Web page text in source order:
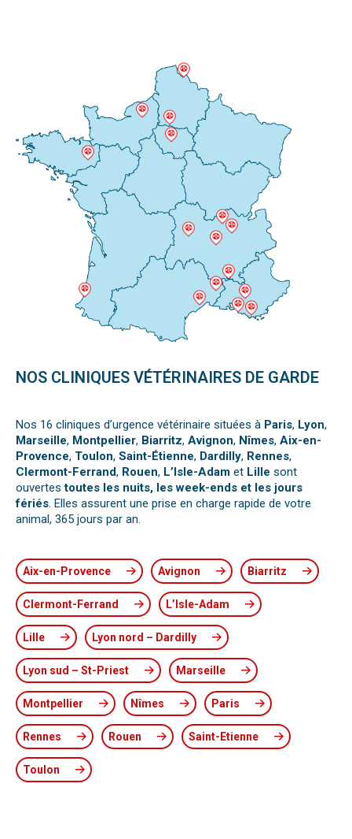
NOS CLINIQUES VÉTÉRINAIRES DE GARDE
Nos 16 cliniques d’urgence vétérinaire situées à Paris, Lyon,
Marseille, Montpellier, Biarritz, Avignon, Nîmes, Aix-en-
Provence, Toulon, Saint-Étienne, Dardilly, Rennes,
Clermont-Ferrand, Rouen, L’Isle-Adam et Lille sont
ouvertestoutes les nuits, les week-ends et les jours
fériés. Elles assurent une prise en charge rapide de votre
animal, 365 jours par an.
Aix-en-Provence Avignon Biarritz
Clermont-Ferrand L’Isle-Adam
Lille Lyon nord – Dardilly
Lyon sud – St-Priest Marseille
Montpellier Nîmes Paris
Rennes Rouen Saint-Etienne
Toulon